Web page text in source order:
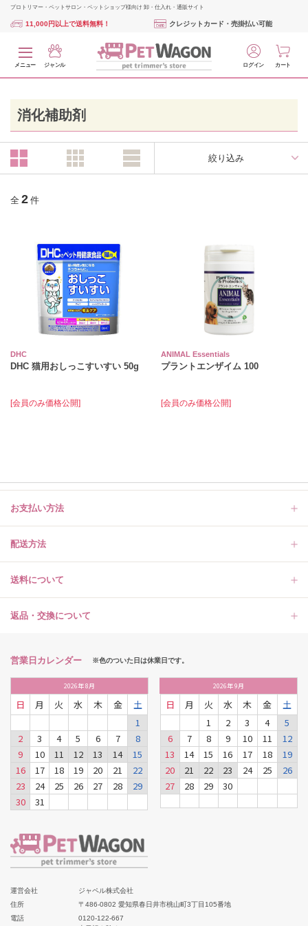
プロトリマー・ペットサロン・ペットショップ様向け 卸・仕入れ・通販サイト
11,000円以上で送料無料！ クレジットカード・売掛払い可能
メニュー ジャンル ログイン カート
消化補助剤
絞り込み
全 2 件
DHC
DHC 猫用おしっこすいすい 50g
[会員のみ価格公開]
ANIMAL Essentials
プラントエンザイム 100
[会員のみ価格公開]
お支払い方法
配送方法
送料について
返品・交換について
営業日カレンダー ※色のついた日は休業日です。
2026年8月
日 月 火 水 木 金
土
1
2
3 4 5 6 7
8
9
10 11 12 13 14
15
16
17 18 19 20 21
22
23
24 25 26 27 28
29
30
31
2026年9月
日 月 火 水 木 金
土
1
2 3 4
5
6
7 8 9 10 11
12
13
14 15 16 17 18
19
20
21 22 23 24 25
26
27
28 29 30
運営会社
ジャペル株式会社
住所
〒486-0802 愛知県春日井市桃山町3丁目105番地
電話
0120-122-667